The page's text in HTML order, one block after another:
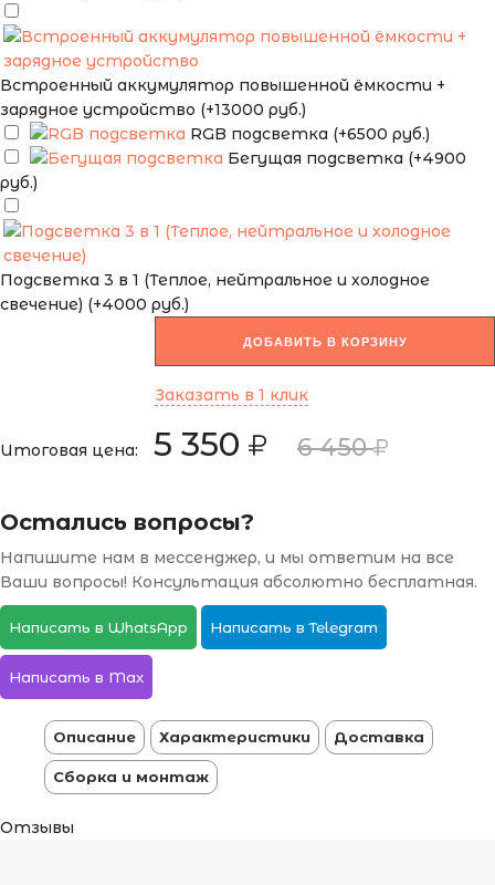
Встроенный аккумулятор повышенной ёмкости +
зарядное устройство (+13000 руб.)
RGB подсветка (+6500 руб.)
Бегущая подсветка (+4900
руб.)
Подсветка 3 в 1 (Теплое, нейтральное и холодное
свечение) (+4000 руб.)
ДОБАВИТЬ В КОРЗИНУ
Заказать в 1 клик
Итоговая цена: 5 350 6 450
Остались вопросы?
Напишите нам в мессенджер, и мы ответим на все
Ваши вопросы! Консультация абсолютно бесплатная.
Написать в WhatsApp Написать в Telegram
Написать в Max
Описание Характеристики Доставка
Сборка и монтаж
Отзывы